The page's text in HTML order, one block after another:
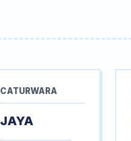
CATURWARA
JAYA